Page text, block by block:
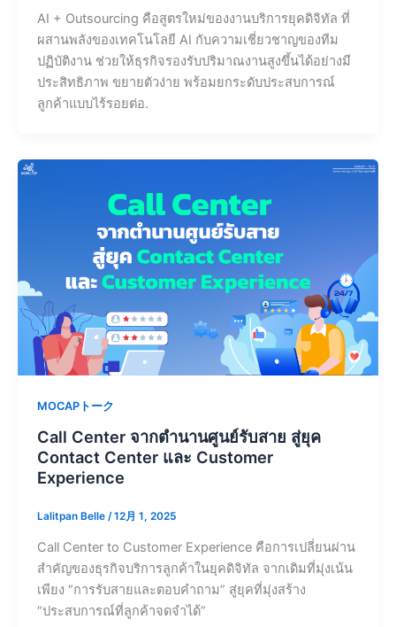
AI + Outsourcing คือสูตรใหม่ของงานบริการยุคดิจิทัล ที่
ผสานพลังของเทคโนโลยี AI กับความเชี่ยวชาญของทีม
ปฏิบัติงาน ช่วยให้ธุรกิจรองรับปริมาณงานสูงขึ้นได้อย่างมี
ประสิทธิภาพ ขยายตัวง่าย พร้อมยกระดับประสบการณ์
ลูกค้าแบบไร้รอยต่อ.
MOCAPトーク
Call Center จากตำนานศูนย์รับสาย สู่ยุค
Contact Center และ Customer
Experience
Lalitpan Belle /12月 1, 2025
Call Center to Customer Experience คือการเปลี่ยนผ่าน
สำคัญของธุรกิจบริการลูกค้าในยุคดิจิทัล จากเดิมที่มุ่งเน้น
เพียง “การรับสายและตอบคำถาม” สู่ยุคที่มุ่งสร้าง
“ประสบการณ์ที่ลูกค้าจดจำได้”